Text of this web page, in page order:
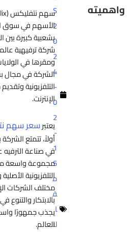
واهميته
0
ا
الأسهم في سوق
بشعبية كبيرة بين
ومقرها في
الشركة في مجال بث
التلفزيونية
الإنترنت.
يعتبرسعر سهم
أولاً، تتمتع
في صناعة الترفيه
مجموعة واسعة من
التلفزيونية
مختلف الشركات
بالابتكار والتنوع
يجذب جمهورًا
العالم.